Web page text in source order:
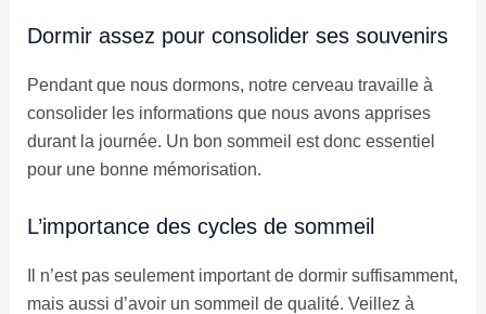
Dormir assez pour consolider ses souvenirs
Pendant que nous dormons, notre cerveau travaille à
consolider les informations que nous avons apprises
durant la journée. Un bon sommeil est donc essentiel
pour une bonne mémorisation.
L’importance des cycles de sommeil
Il n’est pas seulement important de dormir suffisamment,
mais aussi d’avoir un sommeil de qualité. Veillez à